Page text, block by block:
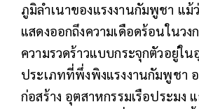
ภูมิลำเนาของแรงงานกัมพูชา แม้
แสดงออกถึงความเดือดร้อนในวง
ความรวดร้าวแบบกระจุกตัวอยู่ใน
ประเภทที่พึ่งพิงแรงงานกัมพูชา
ก่อสร้าง อุตสาหกรรมเรือประมง